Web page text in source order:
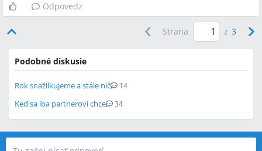
Odpovedz
Strana z 3
Podobné diskusie
Rok snažilkujeme a stále nič 14
Keď sa iba partnerovi chce 34